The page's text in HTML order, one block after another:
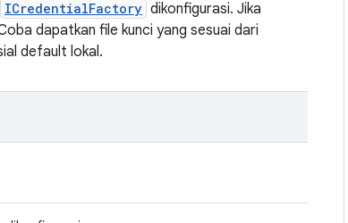
ICredentialFactory dikonfigurasi. Jika
dapatkan file kunci yang sesuai dari
default lokal.